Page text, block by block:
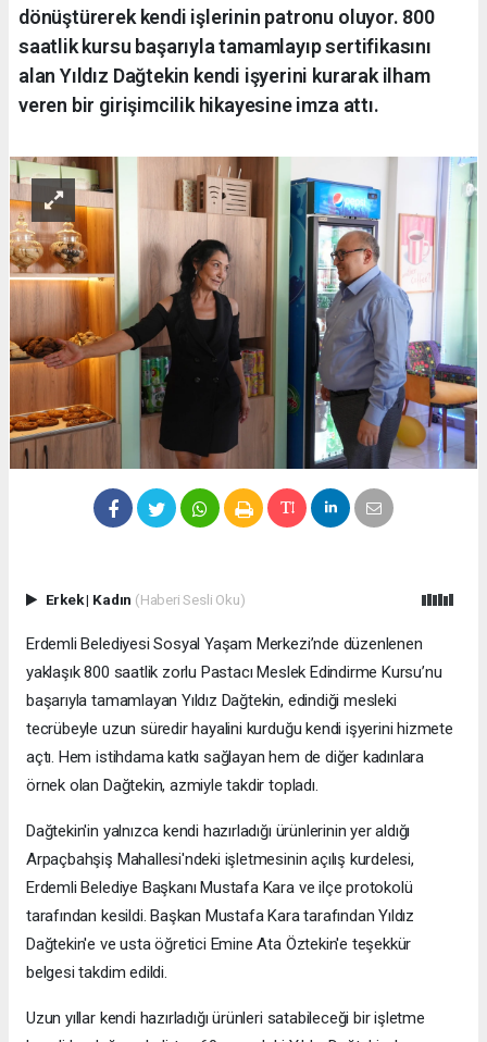
dönüştürerek kendi işlerinin patronu oluyor. 800
saatlik kursu başarıyla tamamlayıp sertifikasını
alan Yıldız Dağtekin kendi işyerini kurarak ilham
veren bir girişimcilik hikayesine imza attı.
Erkek| Kadın (Haberi Sesli Oku)
Erdemli Belediyesi Sosyal Yaşam Merkezi’nde düzenlenen
yaklaşık 800 saatlik zorlu Pastacı Meslek Edindirme Kursu’nu
başarıyla tamamlayan Yıldız Dağtekin, edindiği mesleki
tecrübeyle uzun süredir hayalini kurduğu kendi işyerini hizmete
açtı. Hem istihdama katkı sağlayan hem de diğer kadınlara
örnek olan Dağtekin, azmiyle takdir topladı.
Dağtekin'in yalnızca kendi hazırladığı ürünlerinin yer aldığı
Arpaçbahşiş Mahallesi'ndeki işletmesinin açılış kurdelesi,
Erdemli Belediye Başkanı Mustafa Kara ve ilçe protokolü
tarafından kesildi. Başkan Mustafa Kara tarafından Yıldız
Dağtekin'e ve usta öğretici Emine Ata Öztekin'e teşekkür
belgesi takdim edildi.
Uzun yıllar kendi hazırladığı ürünleri satabileceği bir işletme